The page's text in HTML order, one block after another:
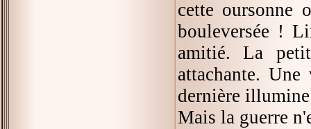
cette oursonne
bouleversée !
amitié. La
attachante.
dernière
Mais la guerre